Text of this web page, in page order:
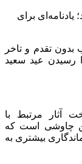
بدون تقدم و تاخر
رسیدن عید سعید
آثار مرتبط با
چاوشی است که
بیشتری به